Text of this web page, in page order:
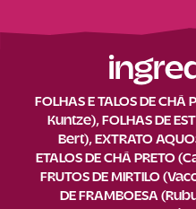
FOLHAS E TALOS DE
Kuntze), FOLHAS DE
Bert), EXTRATO
ETALOS DE CHÁ PRETO
FRUTOS DE MIRTILO
DE FRAMBOESA